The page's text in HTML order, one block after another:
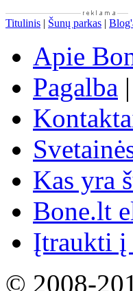
Titulinis | Šunų parkas |
Apie
Pagalba |
Kas yra
Bone.lt
Įtraukti į
© 2008-